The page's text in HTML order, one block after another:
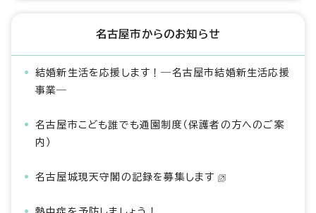
名古屋市からのお知らせ
結婚新生活を応援します！―名古屋市結婚新生活応援
事業―
名古屋市こども誰でも通園制度（保護者の方へのご案
内）
名古屋城現天守閣の記録を募集します